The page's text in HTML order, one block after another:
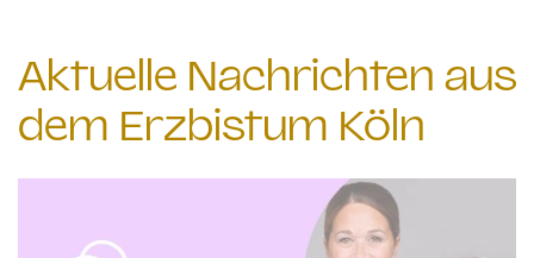
Aktuelle Nachrichten aus
dem Erzbistum Köln